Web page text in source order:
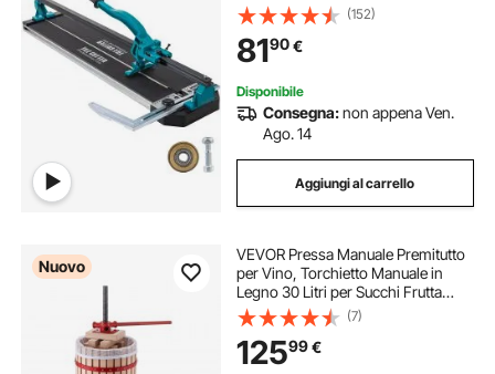
Strumenti di Taglio Manuale con
Posizionamento Preciso del Laser
(152)
8190€
Disponibile
Consegna:non appena Ven.
Ago. 14
Aggiungi al carrello
Nuovo
VEVOR Pressa Manuale Premitutto
per Vino, Torchietto Manuale in
Legno 30 Litri per Succhi Frutta
Mele Uva Arance Verdure, Cestello
in Legno Massello di Faggio,
Pressa con 2 Sacchetti di Filtro
(7)
12599€